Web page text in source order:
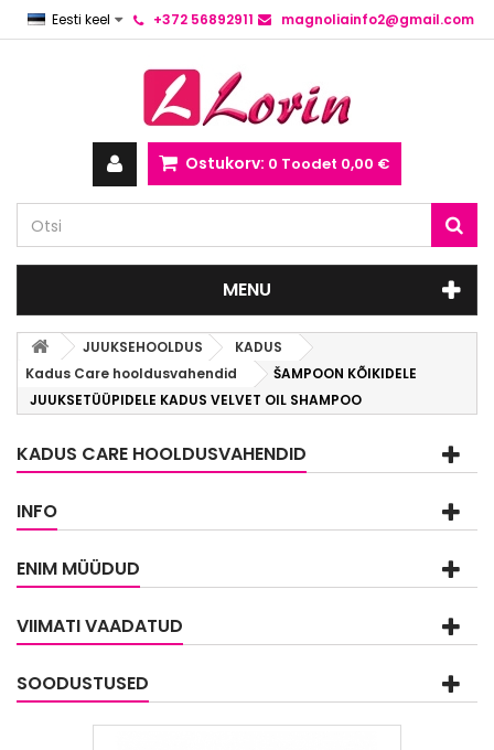
Eesti keel +372 56892911 magnoliainfo2@gmail.com
Ostukorv: 0 Toodet 0,00 €
MENU
JUUKSEHOOLDUS
KADUS
Kadus Care hooldusvahendid
ŠAMPOON KÕIKIDELE
JUUKSETÜÜPIDELE KADUS VELVET OIL SHAMPOO
KADUS CARE HOOLDUSVAHENDID
INFO
ENIM MÜÜDUD
VIIMATI VAADATUD
SOODUSTUSED